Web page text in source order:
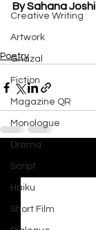
Creative Writing
Artwork
Ghazal
Fiction
Magazine QR
Monologue
Drama
Script
Haiku
Short Film
By Sahana Joshi
Poetry
Recent Posts